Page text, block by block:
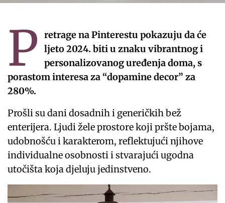
P
retrage na Pinterestu pokazuju da će
ljeto 2024. biti u znaku vibrantnog i
personalizovanog uređenja doma, s
porastom interesa za “dopamine decor” za
280%.
Prošli su dani dosadnih i generičkih bež
enterijera. Ljudi žele prostore koji pršte bojama,
udobnošću i karakterom, reflektujući njihove
individualne osobnosti i stvarajući ugodna
utočišta koja djeluju jedinstveno.